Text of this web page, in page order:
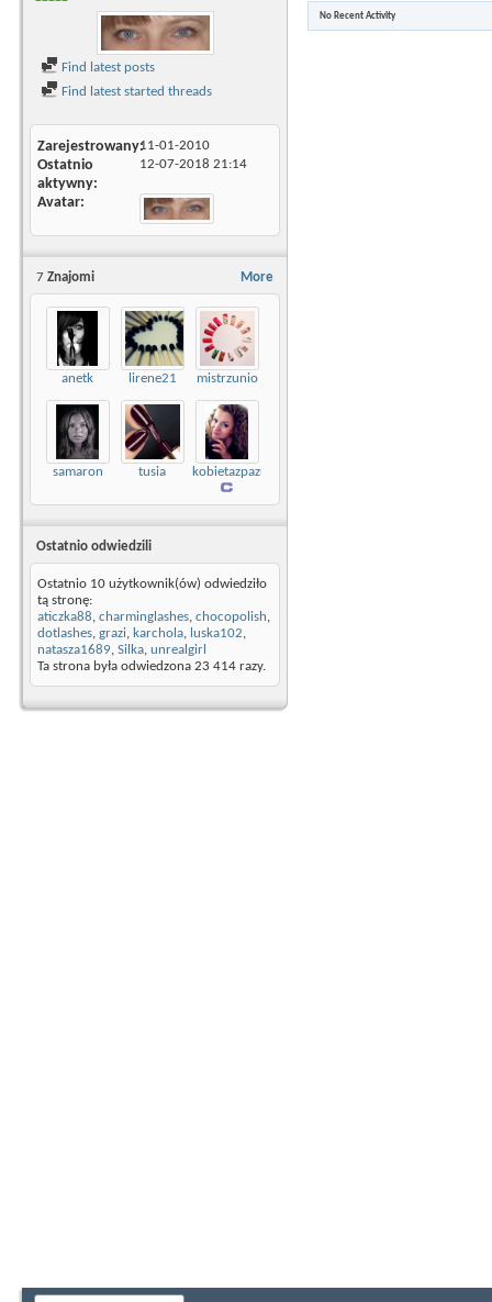
Find latest posts
Find latest started threads
Zarejestrowany11-01-2010
Ostatnio
aktywny
12-07-2018 21:14
Avatar
More
7 Znajomi
anetk lirene21 mistrzunio
samaron tusia kobietazpazurem
Ostatnio odwiedzili
Ostatnio 10 użytkownik(ów) odwiedziło
tą stronę:
aticzka88, charminglashes, chocopolish,
dotlashes, grazi, karchola, luska102,
natasza1689, Silka, unrealgirl
Ta strona była odwiedzona 23 414 razy.
No Recent Activity